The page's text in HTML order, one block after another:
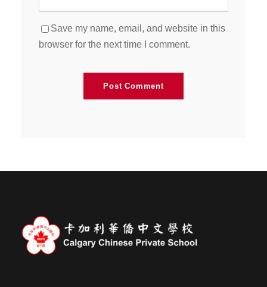
Save my name, email, and website in this
browser for the next time I comment.